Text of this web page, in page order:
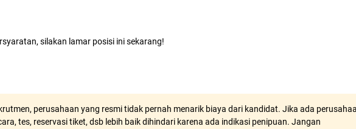
silakan lamar posisi ini sekarang!
perusahaan yang resmi tidak pernah menarik biaya dari kandidat. Jika ada
tes, reservasi tiket, dsb lebih baik dihindari karena ada indikasi penipuan. Jangan